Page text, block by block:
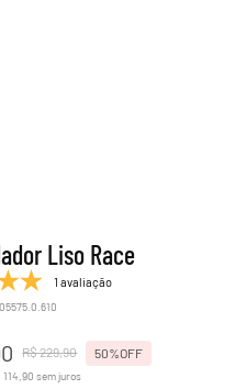
Liso Race
1 avaliação
R$229,90 50%OFF
114 ,90 sem juros